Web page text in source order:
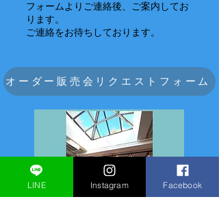
フォームよりご連絡後、ご案内してお
ります。
ご連絡をお待ちしております。
オーダー販売会リクエストフォーム
LINE Instagram Facebook